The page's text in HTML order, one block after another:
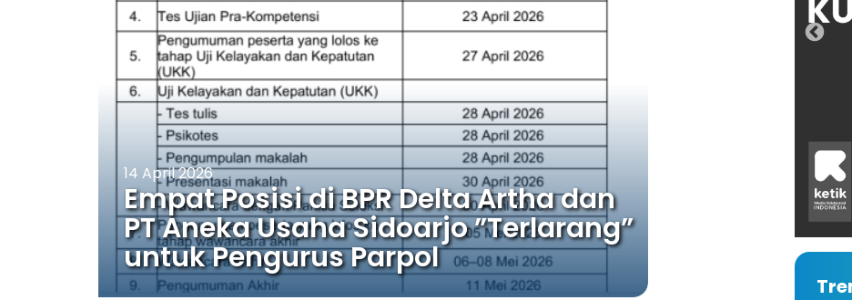
14 April 2026
Empat Posisi di BPR Delta Artha dan
PT Aneka Usaha Sidoarjo ”Terlarang”
untuk Pengurus Parpol